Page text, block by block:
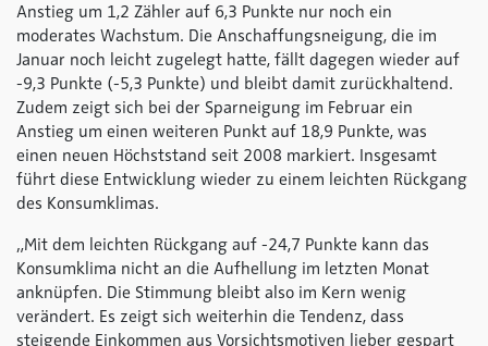
Anstieg um 1,2 Zähler auf 6,3 Punkte nur noch ein
moderates Wachstum. Die Anschaffungsneigung, die im
Januar noch leicht zugelegt hatte, fällt dagegen wieder auf
-9,3 Punkte (-5,3 Punkte) und bleibt damit zurückhaltend.
Zudem zeigt sich bei der Sparneigung im Februar ein
Anstieg um einen weiteren Punkt auf 18,9 Punkte, was
einen neuen Höchststand seit 2008 markiert. Insgesamt
führt diese Entwicklung wieder zu einem leichten Rückgang
des Konsumklimas.
„Mit dem leichten Rückgang auf -24,7 Punkte kann das
Konsumklima nicht an die Aufhellung im letzten Monat
anknüpfen. Die Stimmung bleibt also im Kern wenig
verändert. Es zeigt sich weiterhin die Tendenz, dass
steigende Einkommen aus Vorsichtsmotiven lieber gespart